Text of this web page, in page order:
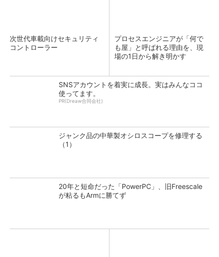
次世代車載向けセキュリティ
コントローラー
プロセスエンジニアが「何で
も屋」と呼ばれる理由を、現
場の1日から解き明かす
SNSアカウントを着実に成長。実はみんなココ
使ってます。
PR(Dreaw合同会社)
ジャンク品の中華製オシロスコープを修理する
（1）
20年と短命だった「PowerPC」、旧Freescale
が粘るもArmに勝てず